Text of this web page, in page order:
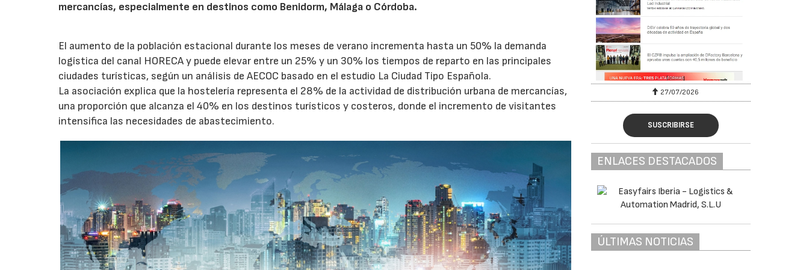
mercancías, especialmente en destinos como Benidorm, Málaga o Córdoba.
El aumento de la población estacional durante los meses de verano incrementa hasta un 50% la demanda
logística del canal HORECA y puede elevar entre un 25% y un 30% los tiempos de reparto en las principales
ciudades turísticas, según un análisis de AECOC basado en el estudio La Ciudad Tipo Española.
La asociación explica que la hostelería representa el 28% de la actividad de distribución urbana de mercancías,
una proporción que alcanza el 40% en los destinos turísticos y costeros, donde el incremento de visitantes
intensifica las necesidades de abastecimiento.
27/07/2026 29/07/2026 27/07/2026
SUSCRIBIRSE
ENLACES DESTACADOS
ÚLTIMAS NOTICIAS